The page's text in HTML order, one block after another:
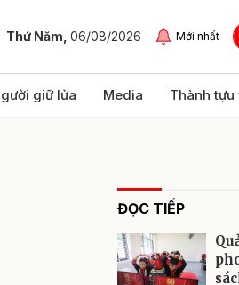
Thứ Năm, 06/08/2026 Mới nhất
giữ lửa Media Thành tựu
ĐỌC TIẾP